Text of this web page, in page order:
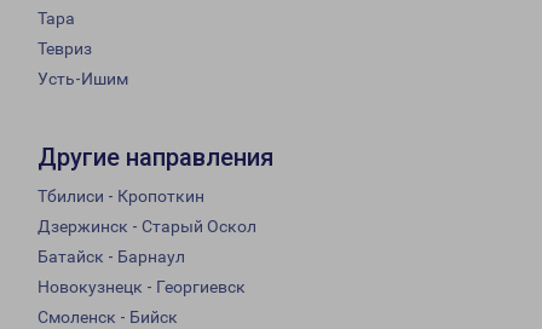
Тара
Тевриз
Усть-Ишим
Другие направления
Тбилиси - Кропоткин
Дзержинск - Старый Оскол
Батайск - Барнаул
Новокузнецк - Георгиевск
Смоленск - Бийск